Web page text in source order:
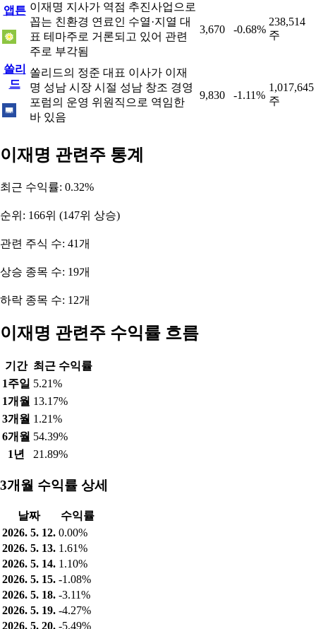
앱튼 이재명 지사가 역점 추진사업으로
꼽는 친환경 연료인 수열·지열 대
표 테마주로 거론되고 있어 관련
주로 부각됨
3,670 -0.68%
238,514
주
쏠리
드
쏠리드의 정준 대표 이사가 이재
명 성남 시장 시절 성남 창조 경영
포럼의 운영 위원직으로 역임한
바 있음
9,830 -1.11%
1,017,645
주
이재명 관련주 통계
최근 수익률: 0.32%
순위: 166위 (147위 상승)
관련 주식 수: 41개
상승 종목 수: 19개
하락 종목 수: 12개
이재명 관련주 수익률 흐름
기간 최근 수익률
1주일 5.21%
1개월 13.17%
3개월 1.21%
6개월 54.39%
1년
21.89%
3개월 수익률 상세
날짜
수익률
2026. 5. 12. 0.00%
2026. 5. 13. 1.61%
2026. 5. 14. 1.10%
2026. 5. 15. -1.08%
2026. 5. 18. -3.11%
2026. 5. 19. -4.27%
2026. 5. 20. -5.49%